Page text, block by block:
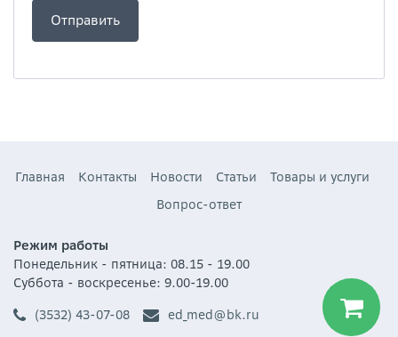
Главная Контакты Новости Статьи
Товары и услуги
Вопрос-ответ
Режим работы
Понедельник - пятница: 08.15 - 19.00
Суббота - воскресенье: 9.00-19.00
(3532) 43-07-08
ed_med@bk.ru